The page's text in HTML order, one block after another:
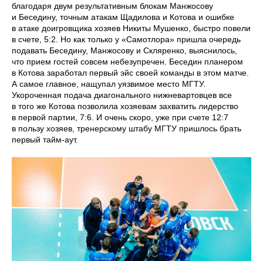
благодаря двум результативным блокам Манжосову
и Беседину, точным атакам Щадилова и Котова и ошибке
в атаке доигровщика хозяев Никиты Мушенко, быстро повели
в счете, 5:2. Но как только у «Самотлора» пришла очередь
подавать Беседину, Манжосову и Скляренко, выяснилось,
что прием гостей совсем небезупречен. Беседин планером
в Котова заработал первый эйс своей команды в этом матче.
А самое главное, нащупал уязвимое место МГТУ.
Укороченная подача диагонального нижневартовцев все
в того же Котова позволила хозяевам захватить лидерство
в первой партии, 7:6. И очень скоро, уже при счете 12:7
в пользу хозяев, тренерскому штабу МГТУ пришлось брать
первый тайм-аут.